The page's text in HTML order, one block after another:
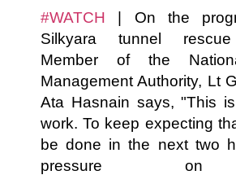
#WATCH | On the
Silkyara tunnel rescue
Member of the
Management Authority, Lt
Ata Hasnain says, "This
work. To keep expecting
be done in the next two
pressure